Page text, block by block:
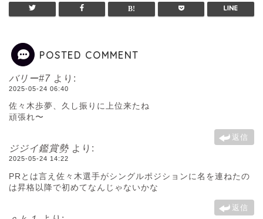
POSTED COMMENT
バリー#7 より:
2025-05-24 06:40
佐々木歩夢、久し振りに上位来たね
頑張れ〜
返信
ジジイ鑑賞勢 より:
2025-05-24 14:22
PRとは言え佐々木選手がシングルポジションに名を連ねたの
は昇格以降で初めてなんじゃないかな
返信